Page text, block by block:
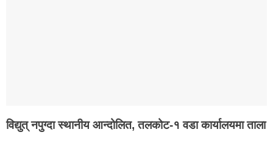
विद्युत् नपुग्दा स्थानीय आन्दोलित, तलकोट-१ वडा कार्यालयमा ताला